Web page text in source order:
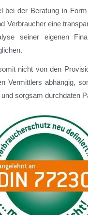
bei der Beratung in
Verbraucher eine
seiner eigenen
nicht von den
Vermittlers abhängig,
sorgsam durchdaten